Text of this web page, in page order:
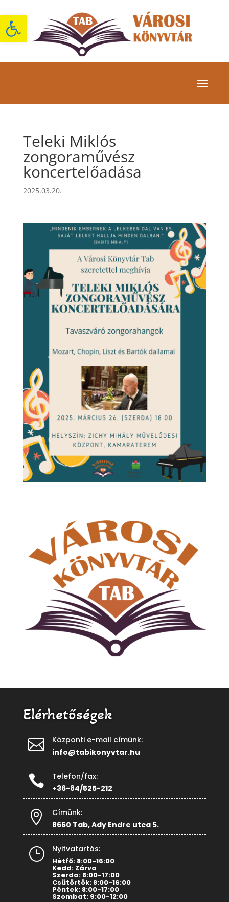
Eszköztár megnyitása
Teleki Miklós
zongoraművész
koncertelőadása
2025.03.20.
Elérhetőségek

Központi e-mail címünk:
info@tabikonyvtar.hu

Telefon/fax:
+36-84/525-212

Címünk:
8660 Tab, Ady Endre utca 5.
} Nyitvatartás:
Hétfő: 8:00-16:00
Kedd: Zárva
Szerda: 8:00-17:00
Csütörtök: 8:00-16:00
Péntek: 8:00-17:00
Szombat: 9:00-12:00